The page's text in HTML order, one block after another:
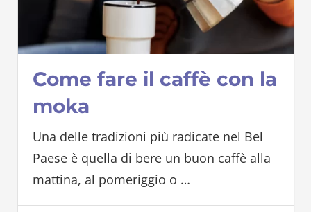
Come fare il caffè con la
moka
Una delle tradizioni più radicate nel Bel
Paese è quella di bere un buon caffè alla
mattina, al pomeriggio o …